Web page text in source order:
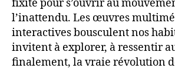
fixité pour s’ouvrir au
l’inattendu. Les œuvres
interactives bousculent nos
invitent à explorer, à ressentir
finalement, la vraie révolution